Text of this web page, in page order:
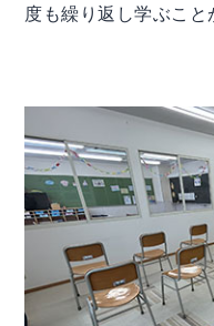
度も繰り返し学ぶこと